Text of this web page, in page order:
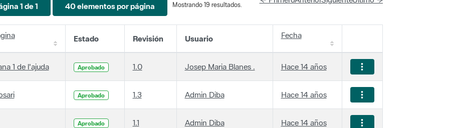
Estado Revisión Usuario Fecha
1 de l'ajuda 1.0 Josep Maria Blanes . Hace 14 años
Aprobado 1.3 Admin Diba Hace 14 años
1.1 Admin Diba Hace 14 años